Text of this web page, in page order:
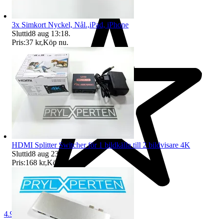
4.9
3x Simkort Nyckel, Nål.,iPad, iPhone
Sluttid8 aug 13:18.
Pris:37 kr,Köp nu.
HDMI Splitter Switcher för 1 bildkälla till 2 bildvisare 4K
Sluttid8 aug 23:42
.
Pris:168 kr,Köp nu